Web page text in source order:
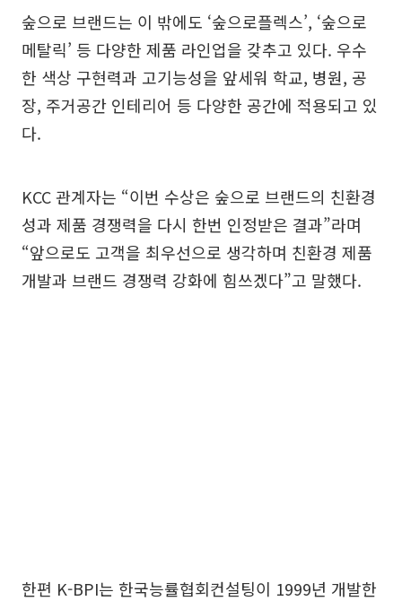
숲으로 브랜드는 이 밖에도 ‘숲으로플렉스’, ‘숲으로
메탈릭’ 등 다양한 제품 라인업을 갖추고 있다. 우수
한 색상 구현력과 고기능성을 앞세워 학교, 병원, 공
장, 주거공간 인테리어 등 다양한 공간에 적용되고 있
다.
KCC 관계자는 “이번 수상은 숲으로 브랜드의 친환경
성과 제품 경쟁력을 다시 한번 인정받은 결과”라며
“앞으로도 고객을 최우선으로 생각하며 친환경 제품
개발과 브랜드 경쟁력 강화에 힘쓰겠다”고 말했다.
한편 K-BPI는 한국능률협회컨설팅이 1999년 개발한